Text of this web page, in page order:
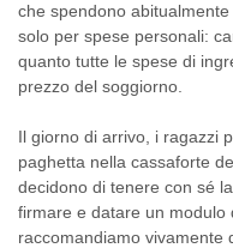
che spendono
solo per spese personali:
quanto tutte le spese di
prezzo del soggiorno.
Il giorno di arrivo, i ragazzi
paghetta nella cassaforte
decidono di tenere con sé
firmare e datare un modulo
raccomandiamo vivamente